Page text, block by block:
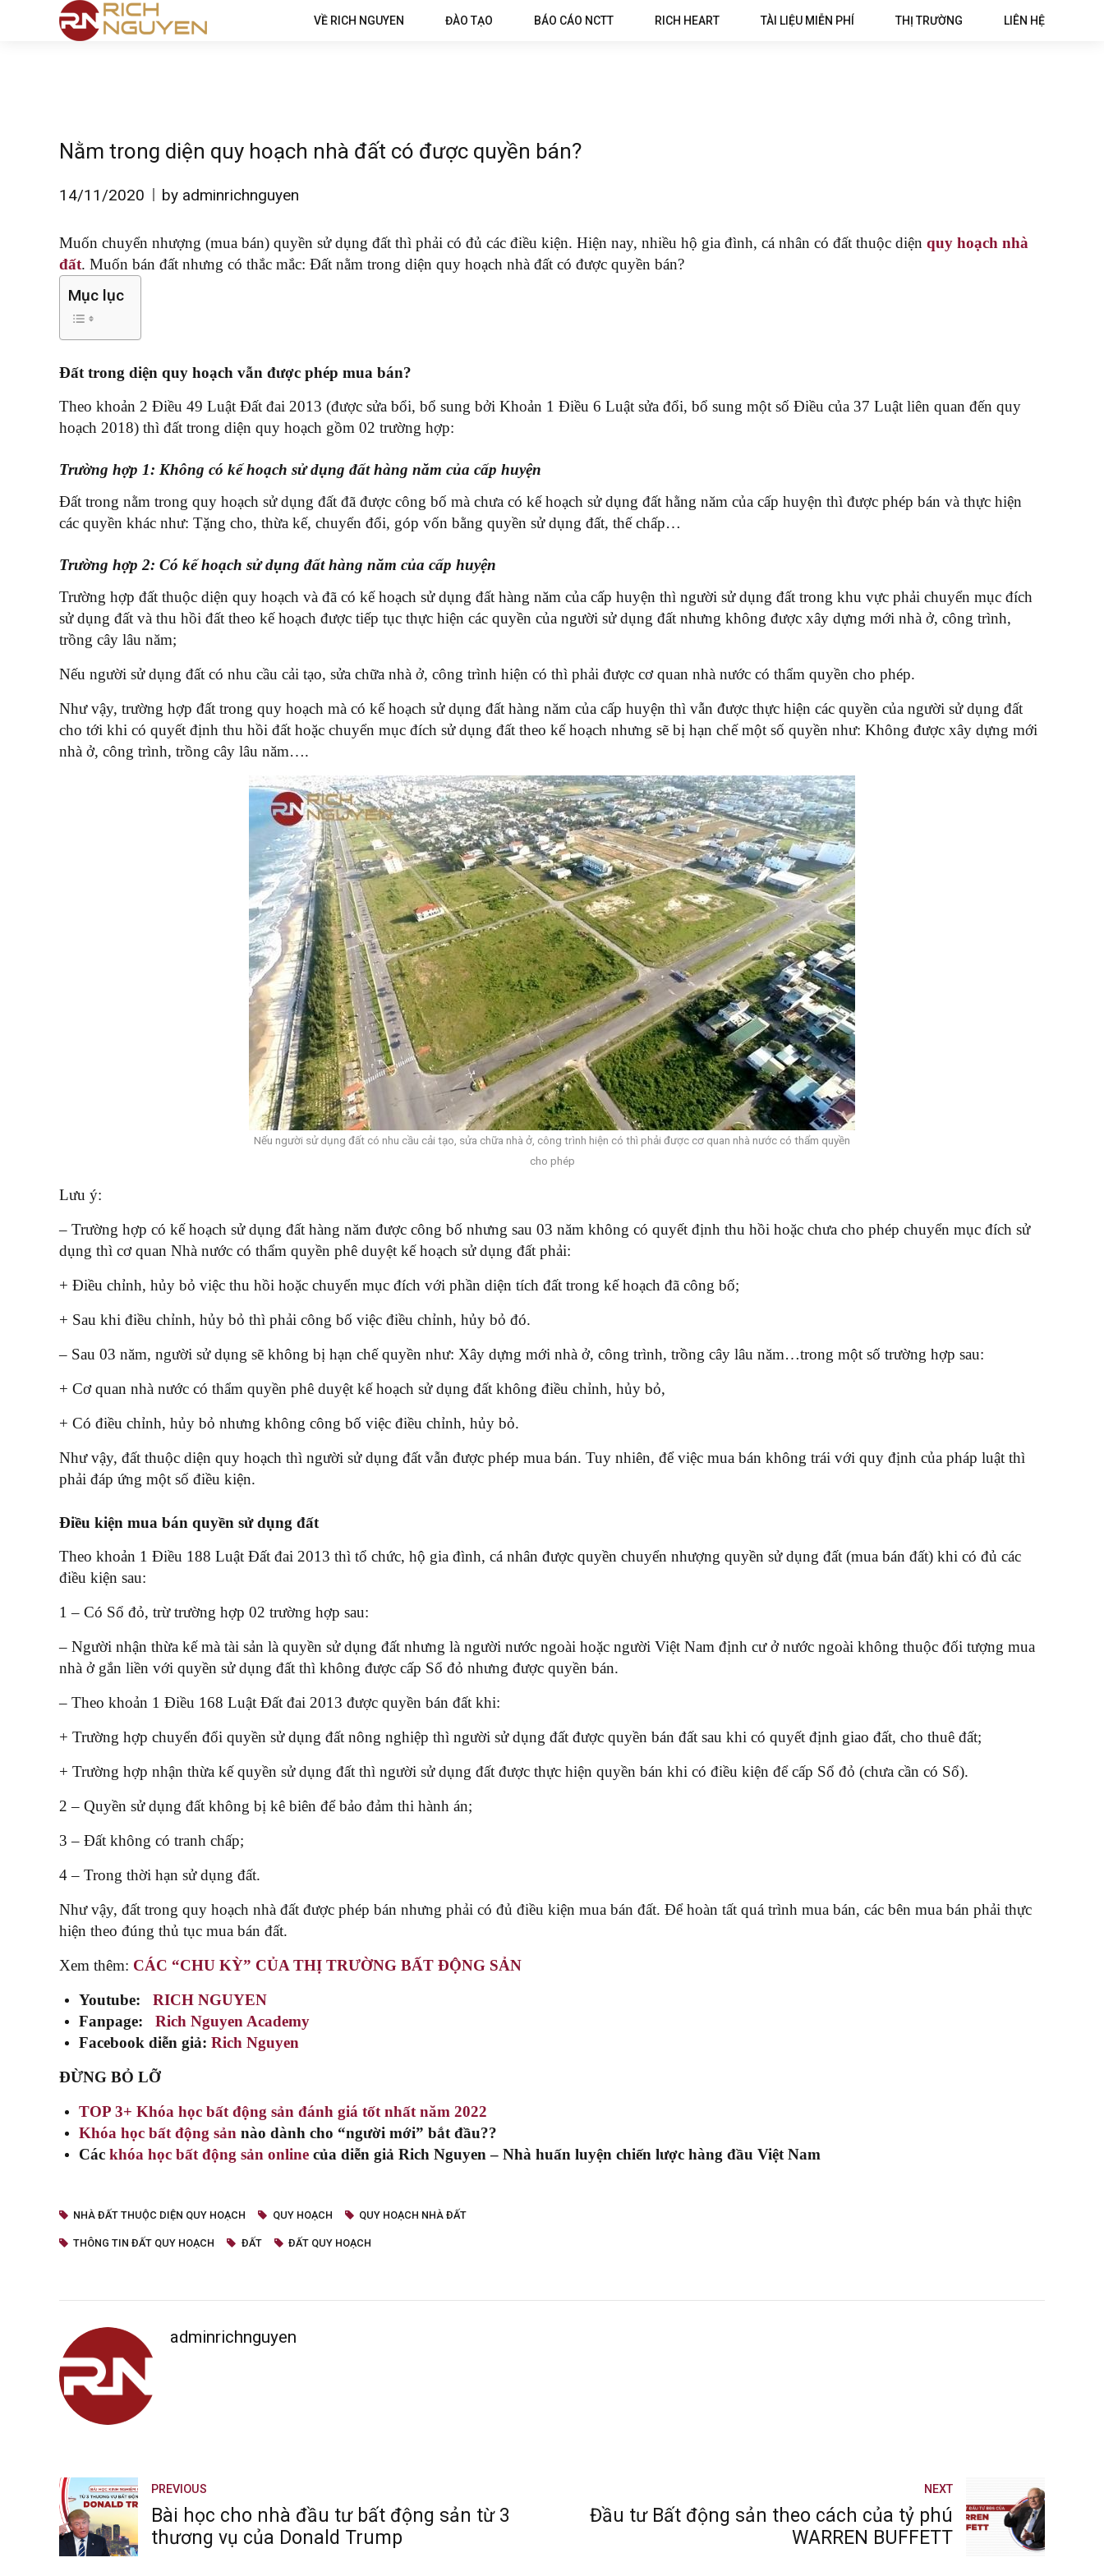
VỀ RICH NGUYEN ĐÀO TẠO BÁO CÁO NCTT RICH HEART TÀI LIỆU MIỄN PHÍ THỊ TRƯỜNG LIÊN HỆ
Nằm trong diện quy hoạch nhà đất có được quyền bán?
14/11/2020 by adminrichnguyen
Muốn chuyển nhượng (mua bán) quyền sử dụng đất thì phải có đủ các điều kiện. Hiện nay, nhiều hộ gia đình, cá nhân có đất thuộc diện quy hoạch nhà
đất. Muốn bán đất nhưng có thắc mắc: Đất nằm trong diện quy hoạch nhà đất có được quyền bán?
Mục lục
Đất trong diện quy hoạch vẫn được phép mua bán?
Theo khoản 2 Điều 49 Luật Đất đai 2013 (được sửa bổi, bổ sung bởi Khoản 1 Điều 6 Luật sửa đổi, bổ sung một số Điều của 37 Luật liên quan đến quy
hoạch 2018) thì đất trong diện quy hoạch gồm 02 trường hợp:
Trường hợp 1: Không có kế hoạch sử dụng đất hàng năm của cấp huyện
Đất trong nằm trong quy hoạch sử dụng đất đã được công bố mà chưa có kế hoạch sử dụng đất hằng năm của cấp huyện thì được phép bán và thực hiện
các quyền khác như: Tặng cho, thừa kế, chuyển đổi, góp vốn bằng quyền sử dụng đất, thế chấp…
Trường hợp 2: Có kế hoạch sử dụng đất hàng năm của cấp huyện
Trường hợp đất thuộc diện quy hoạch và đã có kế hoạch sử dụng đất hàng năm của cấp huyện thì người sử dụng đất trong khu vực phải chuyển mục đích
sử dụng đất và thu hồi đất theo kế hoạch được tiếp tục thực hiện các quyền của người sử dụng đất nhưng không được xây dựng mới nhà ở, công trình,
trồng cây lâu năm;
Nếu người sử dụng đất có nhu cầu cải tạo, sửa chữa nhà ở, công trình hiện có thì phải được cơ quan nhà nước có thẩm quyền cho phép.
Như vậy, trường hợp đất trong quy hoạch mà có kế hoạch sử dụng đất hàng năm của cấp huyện thì vẫn được thực hiện các quyền của người sử dụng đất
cho tới khi có quyết định thu hồi đất hoặc chuyển mục đích sử dụng đất theo kế hoạch nhưng sẽ bị hạn chế một số quyền như: Không được xây dựng mới
nhà ở, công trình, trồng cây lâu năm….
Nếu người sử dụng đất có nhu cầu cải tạo, sửa chữa nhà ở, công trình hiện có thì phải được cơ quan nhà nước có thẩm quyền
cho phép
Lưu ý:
– Trường hợp có kế hoạch sử dụng đất hàng năm được công bố nhưng sau 03 năm không có quyết định thu hồi hoặc chưa cho phép chuyển mục đích sử
dụng thì cơ quan Nhà nước có thẩm quyền phê duyệt kế hoạch sử dụng đất phải:
+ Điều chỉnh, hủy bỏ việc thu hồi hoặc chuyển mục đích với phần diện tích đất trong kế hoạch đã công bố;
+ Sau khi điều chỉnh, hủy bỏ thì phải công bố việc điều chỉnh, hủy bỏ đó.
– Sau 03 năm, người sử dụng sẽ không bị hạn chế quyền như: Xây dựng mới nhà ở, công trình, trồng cây lâu năm…trong một số trường hợp sau:
+ Cơ quan nhà nước có thẩm quyền phê duyệt kế hoạch sử dụng đất không điều chỉnh, hủy bỏ,
+ Có điều chỉnh, hủy bỏ nhưng không công bố việc điều chỉnh, hủy bỏ.
Như vậy, đất thuộc diện quy hoạch thì người sử dụng đất vẫn được phép mua bán. Tuy nhiên, để việc mua bán không trái với quy định của pháp luật thì
phải đáp ứng một số điều kiện.
Điều kiện mua bán quyền sử dụng đất
Theo khoản 1 Điều 188 Luật Đất đai 2013 thì tổ chức, hộ gia đình, cá nhân được quyền chuyển nhượng quyền sử dụng đất (mua bán đất) khi có đủ các
điều kiện sau:
1 – Có Sổ đỏ, trừ trường hợp 02 trường hợp sau:
– Người nhận thừa kế mà tài sản là quyền sử dụng đất nhưng là người nước ngoài hoặc người Việt Nam định cư ở nước ngoài không thuộc đối tượng mua
nhà ở gắn liền với quyền sử dụng đất thì không được cấp Sổ đỏ nhưng được quyền bán.
– Theo khoản 1 Điều 168 Luật Đất đai 2013 được quyền bán đất khi:
+ Trường hợp chuyển đổi quyền sử dụng đất nông nghiệp thì người sử dụng đất được quyền bán đất sau khi có quyết định giao đất, cho thuê đất;
+ Trường hợp nhận thừa kế quyền sử dụng đất thì người sử dụng đất được thực hiện quyền bán khi có điều kiện để cấp Sổ đỏ (chưa cần có Sổ).
2 – Quyền sử dụng đất không bị kê biên để bảo đảm thi hành án;
3 – Đất không có tranh chấp;
4 – Trong thời hạn sử dụng đất.
Như vậy, đất trong quy hoạch nhà đất được phép bán nhưng phải có đủ điều kiện mua bán đất. Để hoàn tất quá trình mua bán, các bên mua bán phải thực
hiện theo đúng thủ tục mua bán đất.
Xem thêm: CÁC “CHU KỲ” CỦA THỊ TRƯỜNG BẤT ĐỘNG SẢN
Youtube: RICH NGUYEN
Fanpage: Rich Nguyen Academy
Facebook diễn giả: Rich Nguyen
ĐỪNG BỎ LỠ
TOP 3+ Khóa học bất động sản đánh giá tốt nhất năm 2022
Khóa học bất động sản nào dành cho “người mới” bắt đầu??
Các khóa học bất động sản online của diễn giả Rich Nguyen – Nhà huấn luyện chiến lược hàng đầu Việt Nam
NHÀ ĐẤT THUỘC DIỆN QUY HOẠCH QUY HOẠCH QUY HOẠCH NHÀ ĐẤT
THÔNG TIN ĐẤT QUY HOẠCH ĐẤT ĐẤT QUY HOẠCH
adminrichnguyen
PREVIOUS
Bài học cho nhà đầu tư bất động sản từ 3
thương vụ của Donald Trump
NEXT
Đầu tư Bất động sản theo cách của tỷ phú
WARREN BUFFETT